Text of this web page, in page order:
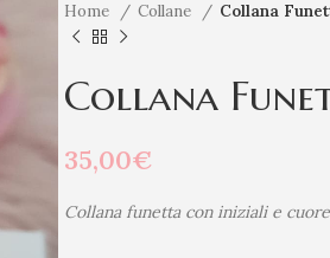
Home Collane Collana
Collana
35,00€
Collana funetta con iniziali e